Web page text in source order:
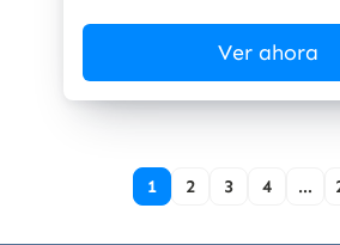
Ver ahora
1 2 3 4 …